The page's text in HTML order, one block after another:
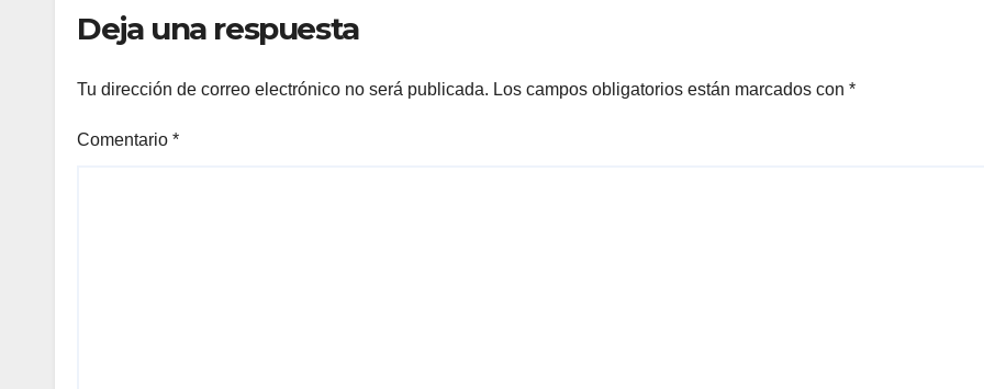
Deja una respuesta
Tu dirección de correo electrónico no será publicada. Los campos obligatorios están marcados con *
Comentario *